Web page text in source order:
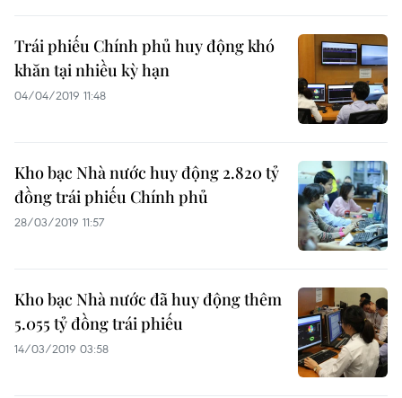
Trái phiếu Chính phủ huy động khó
khăn tại nhiều kỳ hạn
04/04/2019 11:48
Kho bạc Nhà nước huy động 2.820 tỷ
đồng trái phiếu Chính phủ
28/03/2019 11:57
Kho bạc Nhà nước đã huy động thêm
5.055 tỷ đồng trái phiếu
14/03/2019 03:58